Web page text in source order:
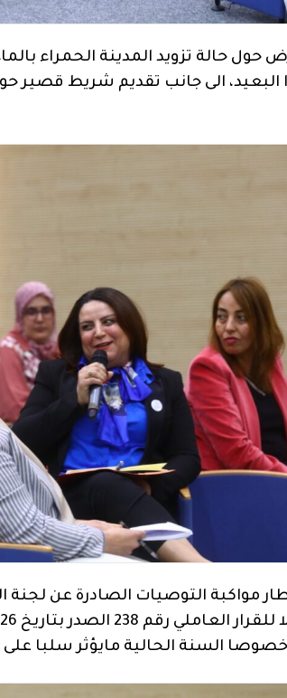
حالة تزويد المدينة الحمراء
الى جانب تقديم شريط قصير
مواكبة التوصيات الصادرة عن
السنة الحالية مايؤثر سلبا على